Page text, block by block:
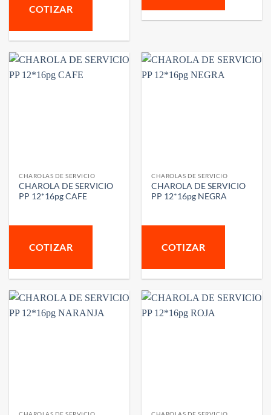
COTIZAR
CHAROLAS DE SERVICIO
CHAROLA DE SERVICIO
PP 12*16pg CAFE
COTIZAR
CHAROLAS DE SERVICIO
CHAROLA DE SERVICIO
PP 12*16pg NEGRA
COTIZAR